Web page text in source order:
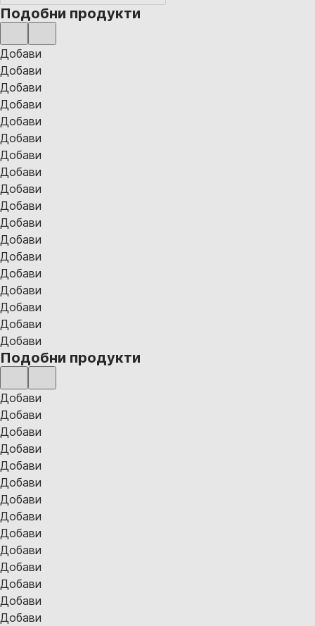
Подобни продукти
Добави
Добави
Добави
Добави
Добави
Добави
Добави
Добави
Добави
Добави
Добави
Добави
Добави
Добави
Добави
Добави
Добави
Добави
Подобни продукти
Добави
Добави
Добави
Добави
Добави
Добави
Добави
Добави
Добави
Добави
Добави
Добави
Добави
Добави